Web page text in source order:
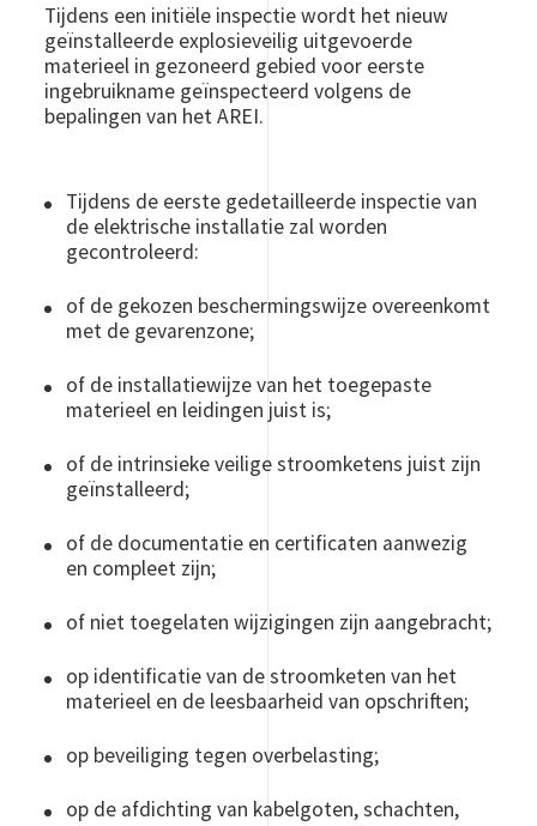
Tijdens een initiële inspectie wordt het nieuw
geïnstalleerde explosieveilig uitgevoerde
materieel in gezoneerd gebied voor eerste
ingebruikname geïnspecteerd volgens de
bepalingen van het AREI.
Tijdens de eerste gedetailleerde inspectie van
de elektrische installatie zal worden
gecontroleerd:
of de gekozen beschermingswijze overeenkomt
met de gevarenzone;
of de installatiewijze van het toegepaste
materieel en leidingen juist is;
of de intrinsieke veilige stroomketens juist zijn
geïnstalleerd;
of de documentatie en certificaten aanwezig
en compleet zijn;
of niet toegelaten wijzigingen zijn aangebracht;
op identificatie van de stroomketen van het
materieel en de leesbaarheid van opschriften;
op beveiliging tegen overbelasting;
op de afdichting van kabelgoten, schachten,